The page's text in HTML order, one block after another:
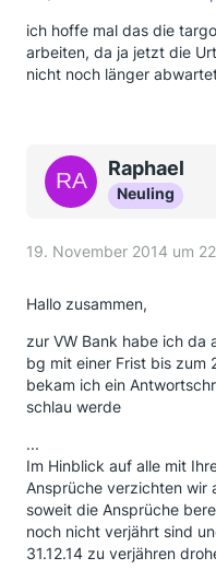
dem im
handelt es sich um
standszinssatz. In
artige Kosten werden
die Erhebung des sich
Das Landgericht
gungsbescheid als
Klage - vor welchem
keine Aussicht auf
Das Verfahren wurde
gericht Berlin
zulässig angesehen,
stelle (IBB) die
Förderkalkulation
Bank, zinsähnliche
ich hoffe mal das die
arbeiten, da ja jetzt die
nicht noch länger
Raphael
Neuling
19. November 2014 um
Hallo zusammen,
zur VW Bank habe ich da
bg mit einer Frist bis zum
bekam ich ein
schlau werde
...
Im Hinblick auf alle mit
Ansprüche verzichten wir
soweit die Ansprüche
noch nicht verjährt sind
31.12.14 zu verjähren